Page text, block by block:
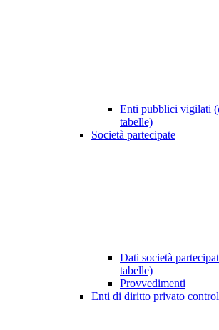
Enti pubblici vigilati
tabelle)
Società partecipate
Dati società
tabelle)
Provvedimenti
Enti di diritto privato